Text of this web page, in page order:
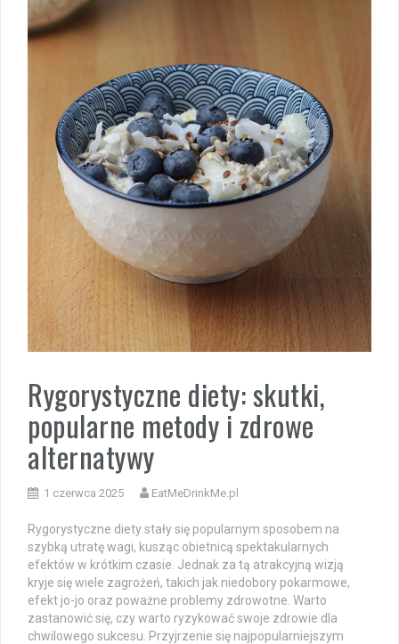
Rygorystyczne diety: skutki,
popularne metody i zdrowe
alternatywy
1 czerwca 2025 EatMeDrinkMe.pl
Rygorystyczne diety stały się popularnym sposobem na
szybką utratę wagi, kusząc obietnicą spektakularnych
efektów w krótkim czasie. Jednak za tą atrakcyjną wizją
kryje się wiele zagrożeń, takich jak niedobory pokarmowe,
efekt jo-jo oraz poważne problemy zdrowotne. Warto
zastanowić się, czy warto ryzykować swoje zdrowie dla
chwilowego sukcesu. Przyjrzenie się najpopularniejszym